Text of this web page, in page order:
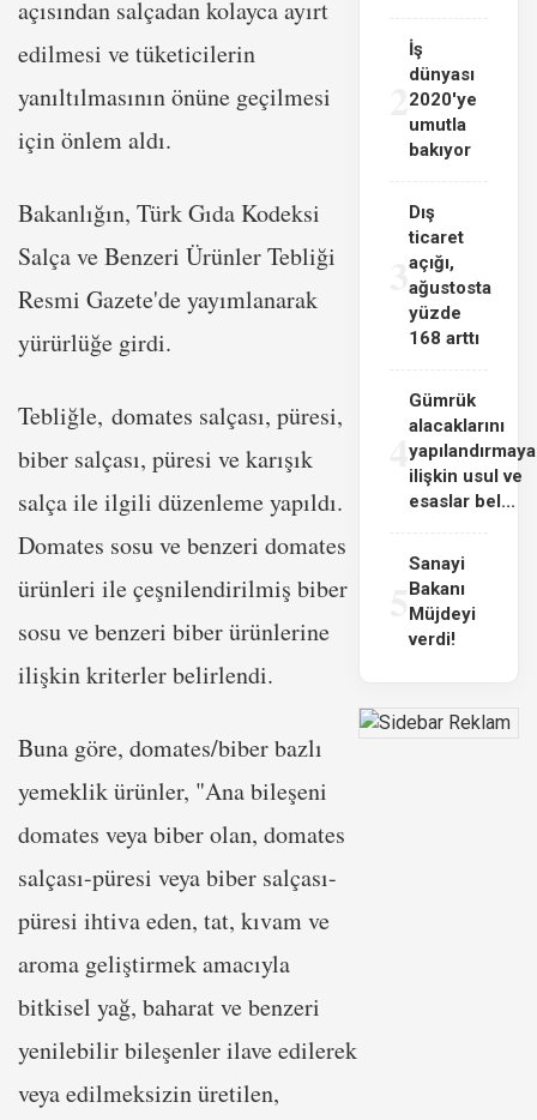
açısından salçadan kolayca ayırt
edilmesi ve tüketicilerin
yanıltılmasının önüne geçilmesi
için önlem aldı.
Bakanlığın, Türk Gıda Kodeksi
Salça ve Benzeri Ürünler Tebliği
Resmi Gazete'de yayımlanarak
yürürlüğe girdi.
Tebliğle, domates salçası, püresi,
biber salçası, püresi ve karışık
salça ile ilgili düzenleme yapıldı.
Domates sosu ve benzeri domates
ürünleri ile çeşnilendirilmiş biber
sosu ve benzeri biber ürünlerine
ilişkin kriterler belirlendi.
Buna göre, domates/biber bazlı
yemeklik ürünler, "Ana bileşeni
domates veya biber olan, domates
salçası-püresi veya biber salçası-
püresi ihtiva eden, tat, kıvam ve
aroma geliştirmek amacıyla
bitkisel yağ, baharat ve benzeri
yenilebilir bileşenler ilave edilerek
veya edilmeksizin üretilen,
İş
dünyası
2020'ye
umutla
bakıyor
3
Dış
ticaret
açığı,
ağustosta
yüzde
168 arttı
4
Gümrük
alacaklarını
yapılandırmaya
ilişkin usul ve
esaslar bel...
Sanayi
Bakanı
Müjdeyi
verdi!